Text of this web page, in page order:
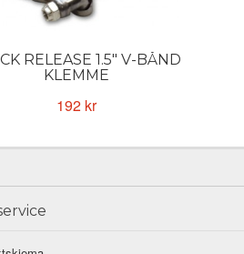
RELEASE 1.5" V-BÅND
KLEMME
192 kr